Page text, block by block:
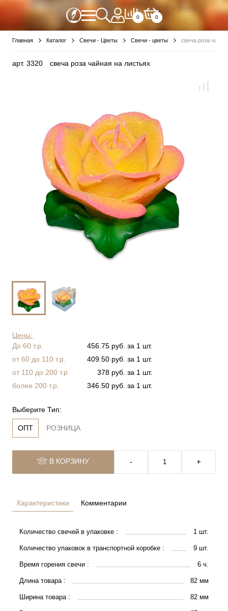
0 0
Главная Каталог Свечи - Цветы Свечи - цветы свеча роза
арт.3320 свеча роза чайная на листьях
Цены:
До 60 т.р.
456.75 руб. за 1 шт.
от 60 до 110 т.р.
409.50 руб. за 1 шт.
от 110 до 200 т.р
378 руб. за 1 шт.
более 200 т.р.
346.50 руб. за 1 шт.
Выберите Тип:
ОПТ РОЗНИЦА
В КОРЗИНУ ‐ +
Характеристики
Количество свечей в упаковке : 1 шт.
Количество упаковок в транспортной коробке : 9 шт.
Время горения свечи : 6 ч.
Длина товара : 82 мм
Ширина товара : 82 мм
Комментарии